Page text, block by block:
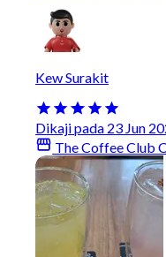
Kew Surakit
Dikaji pada 23 Jun
The Coffee Club